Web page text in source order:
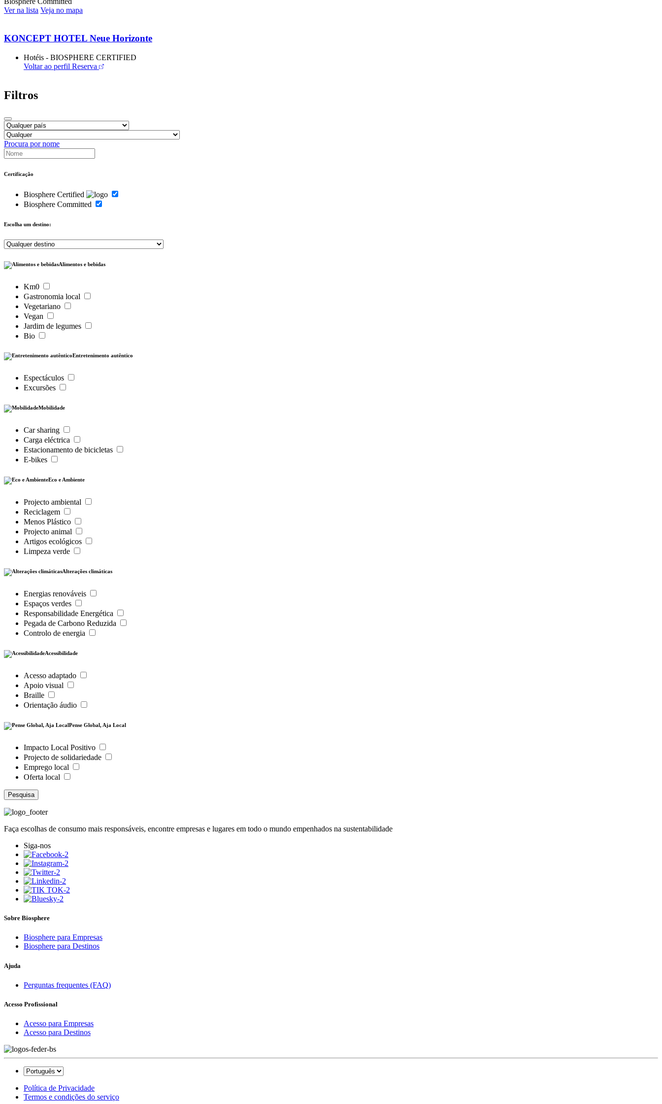
Ver na lista Veja no mapa
KONCEPT HOTEL Neue Horizonte
Hotéis - BIOSPHERE CERTIFIED
Voltar ao perfil Reserva
Filtros
Procura por nome
Certificação
Biosphere Certified
Biosphere Committed
Escolha um destino:
Alimentos e bebidas
Km0
Gastronomia local
Vegetariano
Vegan
Jardim de legumes
Bio
Entretenimento autêntico
Espectáculos
Excursões
Mobilidade
Car sharing
Carga eléctrica
Estacionamento de bicicletas
E-bikes
Eco e Ambiente
Projecto ambiental
Reciclagem
Menos Plástico
Projecto animal
Artigos ecológicos
Limpeza verde
Alterações climáticas
Energias renováveis
Espaços verdes
Responsabilidade Energética
Pegada de Carbono Reduzida
Controlo de energia
Acessibilidade
Acesso adaptado
Apoio visual
Braille
Orientação áudio
Pense Global, Aja Local
Impacto Local Positivo
Projecto de solidariedade
Emprego local
Oferta local
Pesquisa
Faça escolhas de consumo mais responsáveis, encontre empresas e lugares em todo o mundo empenhados na sustentabilidade
Siga-nos
Sobre Biosphere
Biosphere para Empresas
Biosphere para Destinos
Ajuda
Perguntas frequentes (FAQ)
Acesso Profissional
Acesso para Empresas
Acesso para Destinos
Política de Privacidade
Termos e condições do serviço